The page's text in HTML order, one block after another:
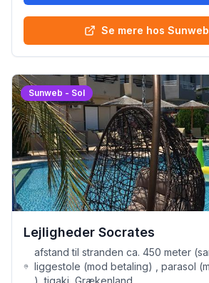
Se mere hos
Sunweb - Sol
Lejligheder Socrates
afstand til stranden ca. 450 meter
liggestole (mod betaling) , parasol
), tigaki, Grækenland